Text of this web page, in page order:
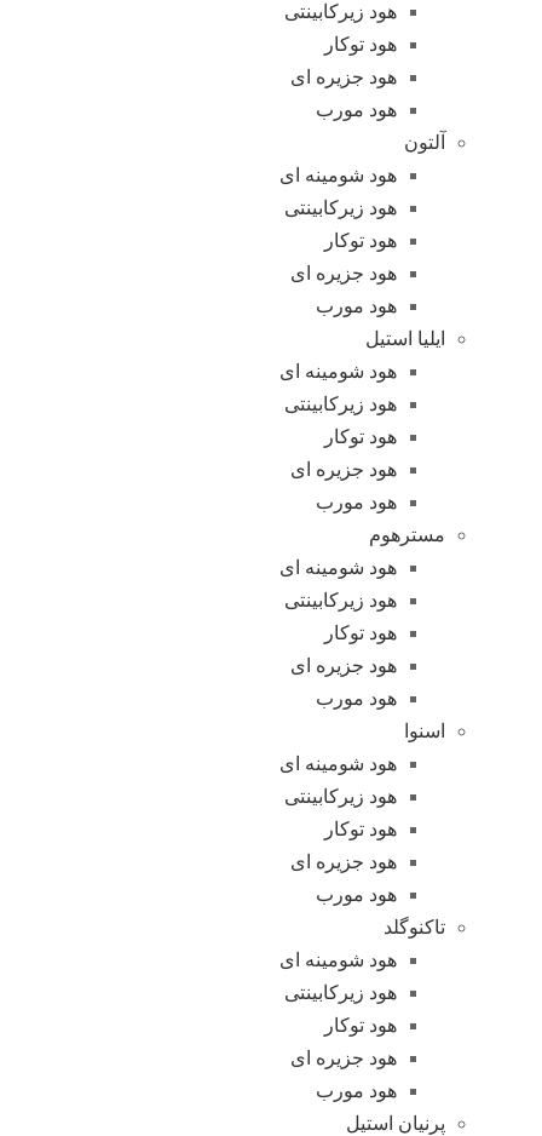
هود زیرکابینتی
هود توکار
هود جزیره ای
هود مورب
آلتون
هود شومینه ای
هود زیرکابینتی
هود توکار
هود جزیره ای
هود مورب
ایلیا استیل
هود شومینه ای
هود زیرکابینتی
هود توکار
هود جزیره ای
هود مورب
مسترهوم
هود شومینه ای
هود زیرکابینتی
هود توکار
هود جزیره ای
هود مورب
اسنوا
هود شومینه ای
هود زیرکابینتی
هود توکار
هود جزیره ای
هود مورب
تاکنوگلد
هود شومینه ای
هود زیرکابینتی
هود توکار
هود جزیره ای
هود مورب
پرنیان استیل